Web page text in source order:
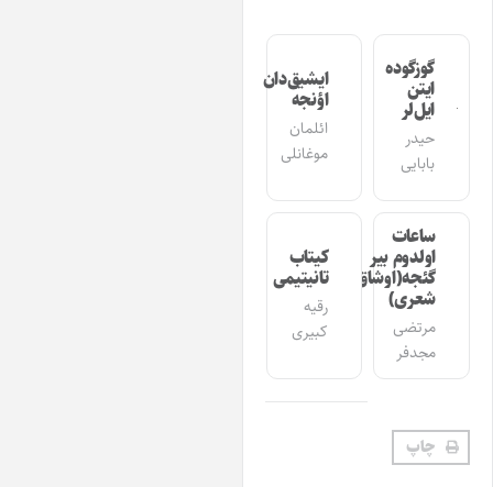
گوزگوده
ایل‌لر
ایشیق‌دان
موغانلی
ساعات
اولدوم بیر
گئجه(اوشاق
شعری)
مرتضی
مجدفر
کیتاب
تانیتیمی
چاپ